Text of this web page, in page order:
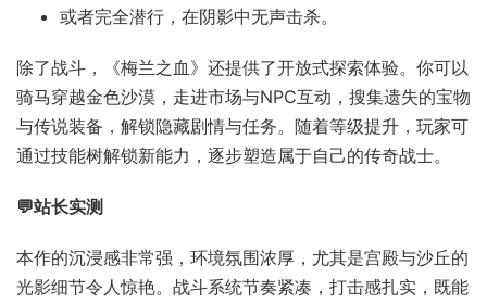
或者完全潜行，在阴影中无声击杀。
除了战斗，《梅兰之血》还提供了开放式探索体验。你可以
骑马穿越金色沙漠，走进市场与NPC互动，搜集遗失的宝物
与传说装备，解锁隐藏剧情与任务。随着等级提升，玩家可
通过技能树解锁新能力，逐步塑造属于自己的传奇战士。
💬站长实测
本作的沉浸感非常强，环境氛围浓厚，尤其是宫殿与沙丘的
光影细节令人惊艳。战斗系统节奏紧凑，打击感扎实，既能